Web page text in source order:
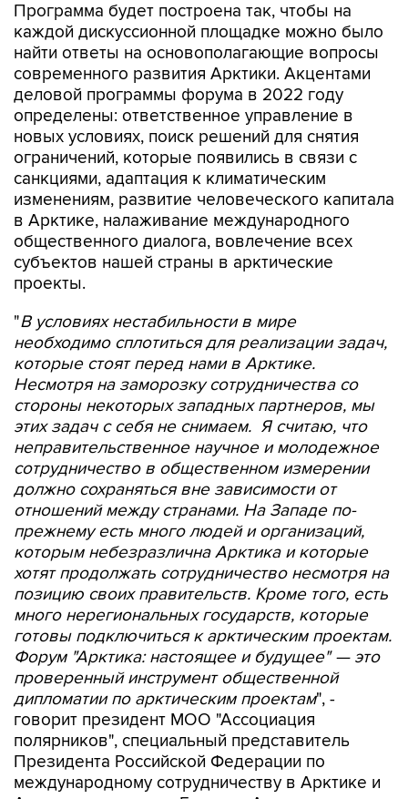
Программа будет построена так, чтобы на
каждой дискуссионной площадке можно было
найти ответы на основополагающие вопросы
современного развития Арктики. Акцентами
деловой программы форума в 2022 году
определены: ответственное управление в
новых условиях, поиск решений для снятия
ограничений, которые появились в связи с
санкциями, адаптация к климатическим
изменениям, развитие человеческого капитала
в Арктике, налаживание международного
общественного диалога, вовлечение всех
субъектов нашей страны в арктические
проекты.
"В условиях нестабильности в мире
необходимо сплотиться для реализации задач,
которые стоят перед нами в Арктике.
Несмотря на заморозку сотрудничества со
стороны некоторых западных партнеров, мы
этих задач с себя не снимаем. Я считаю, что
неправительственное научное и молодежное
сотрудничество в общественном измерении
должно сохраняться вне зависимости от
отношений между странами. На Западе по-
прежнему есть много людей и организаций,
которым небезразлична Арктика и которые
хотят продолжать сотрудничество несмотря на
позицию своих правительств. Кроме того, есть
много нерегиональных государств, которые
готовы подключиться к арктическим проектам.
Форум "Арктика: настоящее и будущее" — это
проверенный инструмент общественной
дипломатии по арктическим проектам", -
говорит президент МОО "Ассоциация
полярников", специальный представитель
Президента Российской Федерации по
международному сотрудничеству в Арктике и